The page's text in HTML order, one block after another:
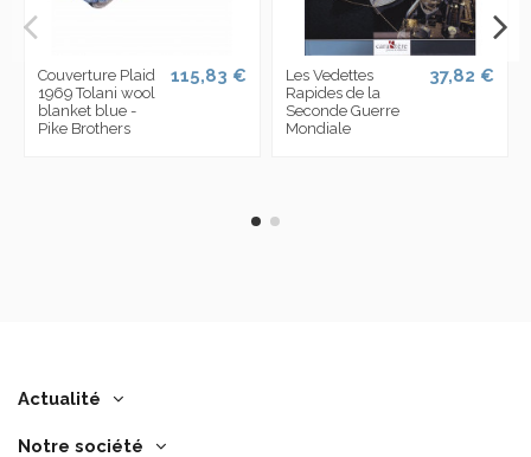
Couverture Plaid
1969 Tolani wool
blanket blue -
Pike Brothers
115,83 €
Les Vedettes
Rapides de la
Seconde Guerre
Mondiale
37,82 €
Actualité
Notre société